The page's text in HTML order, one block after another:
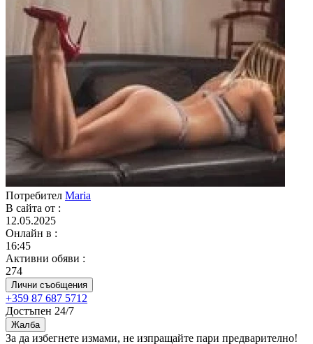
Потребител Maria
В сайта от :
12.05.2025
Онлайн в :
16:45
Активни обяви :
274
Лични съобщения
+359 87 687 5712
Достъпен 24/7
Жалба
За да избегнете измами, не изпращайте пари предварително!